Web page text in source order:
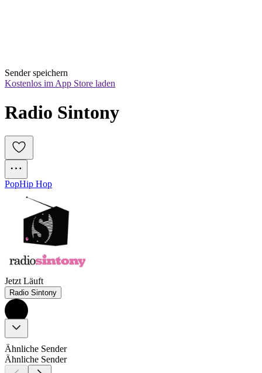
Sender speichern
Kostenlos im App Store laden
Radio Sintony
PopHip Hop
Jetzt Läuft
Radio Sintony
Ähnliche Sender
Ähnliche Sender